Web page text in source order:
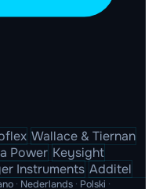
Wallace & Tiernan
Power Keysight
Instruments Additel
· Nederlands · Polski ·